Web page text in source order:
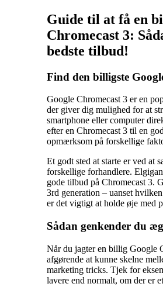
Guide til at få en
Chromecast 3:
bedste tilbud!
Find den billigste
Google Chromecast 3 er en
der giver dig mulighed for at
smartphone eller computer
efter en Chromecast 3 til en
opmærksom på forskellige
Et godt sted at starte er ved at
forskellige forhandlere.
gode tilbud på Chromecast 3.
3rd generation – uanset
er det vigtigt at holde øje med
Sådan genkender du
Når du jagter en billig Google
afgørende at kunne skelne
marketing tricks. Tjek for
lavere end normalt, om der er